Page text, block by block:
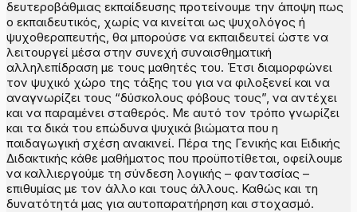
δευτεροβάθμιας εκπαίδευσης προτείνουμε την άποψη πως
ο εκπαιδευτικός, χωρίς να κινείται ως ψυχολόγος ή
ψυχοθεραπευτής, θα μπορούσε να εκπαιδευτεί ώστε να
λειτουργεί μέσα στην συνεχή συναισθηματική
αλληλεπίδραση με τους μαθητές του. Έτσι διαμορφώνει
τον ψυχικό χώρο της τάξης του για να φιλοξενεί και να
αναγνωρίζει τους “δύσκολους φόβους τους”, να αντέχει
και να παραμένει σταθερός. Με αυτό τον τρόπο γνωρίζει
και τα δικά του επώδυνα ψυχικά βιώματα που η
παιδαγωγική σχέση ανακινεί. Πέρα της Γενικής και Ειδικής
Διδακτικής κάθε μαθήματος που προϋποτίθεται, οφείλουμε
να καλλιεργούμε τη σύνδεση λογικής – φαντασίας –
επιθυμίας με τον άλλο και τους άλλους. Καθώς και τη
δυνατότητά μας για αυτοπαρατήρηση και στοχασμό.